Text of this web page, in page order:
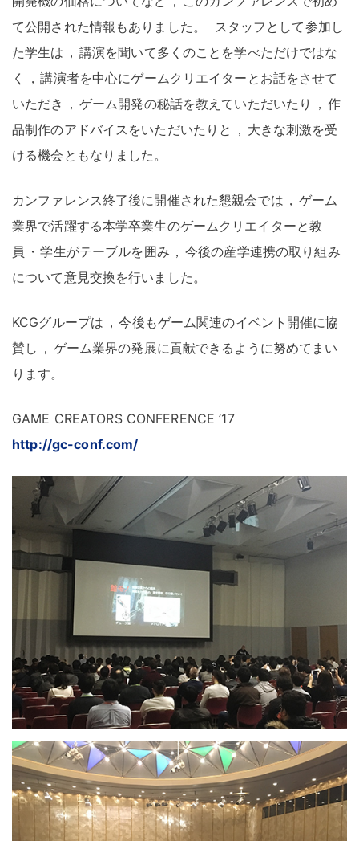
て公開された情報もありました。
スタッフとして参加し
た学生は ， 講演を聞いて多くのことを学べただけではな
く
， 講演者を中心にゲームクリエイターとお話をさせて
いただき ， ゲーム開発の秘話を教えていただいたり ， 作
品制作のアドバイスをいただいたりと ， 大きな刺激を受
ける機会ともなりました。
カンファレンス終了後に開催された懇親会では ， ゲーム
業界で活躍する本学卒業生のゲームクリエイターと教
員 ・ 学生がテーブルを囲み ， 今後の産学連携の取り組み
について意見交換を行いました。
KCGグループは ， 今後もゲーム関連のイベント開催に協
賛し ， ゲーム業界の発展に貢献できるように努めてまい
ります。
GAME CREATORS CONFERENCE ’17
http://gc-conf.com/